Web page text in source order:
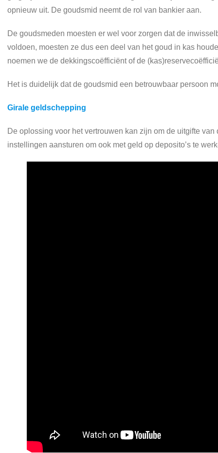
opnieuw uit. De goudsmid neemt de rol van bankier aan.
De goudsmeden moesten er wel voor zorgen dat de
voldoen, moesten ze dus een deel van het goud in kas
noemen we de dekkingscoëfficiënt of de
Het is duidelijk dat de goudsmid een betrouwbaar persoon
Girale geldschepping
De oplossing voor het vertrouwen kan zijn om de uitgifte
instellingen aansturen om ook met geld op deposito’s te